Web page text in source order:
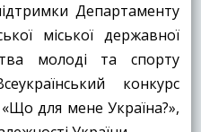
Департаменту
міської державної
молоді та спорту
конкурс
для мене Україна?»,